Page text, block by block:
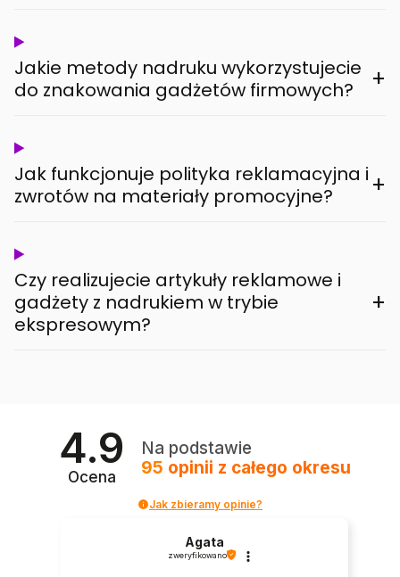
Jakie metody nadruku wykorzystujecie
do znakowania gadżetów firmowych?
+
Jak funkcjonuje polityka reklamacyjna i
zwrotów na materiały promocyjne?
+
Czy realizujecie artykuły reklamowe i
gadżety z nadrukiem w trybie
ekspresowym?
+
4.9
Ocena
Na podstawie
95 opinii z całego okresu
Jak zbieramy opinie?
Agata
zweryfikowano